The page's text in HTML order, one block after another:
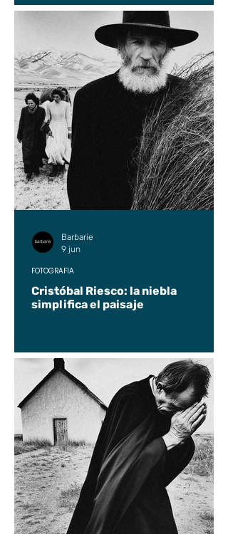
Cristóbal Riesco: la niebla
simplifica el paisaje
FOTOGRAFÍA
Barbarie
9 jun